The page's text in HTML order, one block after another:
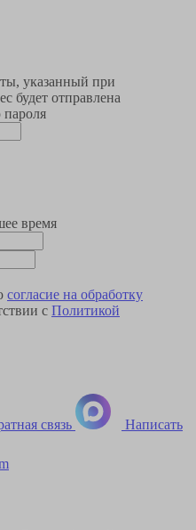
указанный при
будет отправлена
время
согласие на обработку
с Политикой
связь Написать